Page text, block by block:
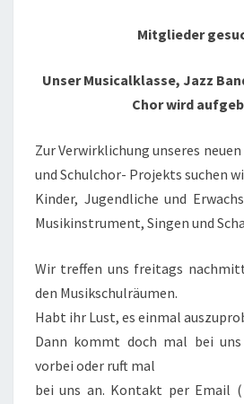
Mitglieder
Unser Musicalklasse, Jazz
Chor wird
Zur Verwirklichung unseres
und Schulchor- Projekts suchen
Kinder, Jugendliche und
Musikinstrument, Singen und
Wir treffen uns freitags
den Musikschulräumen.
Habt ihr Lust, es einmal
Dann kommt doch mal bei uns
vorbei oder ruft mal
bei uns an. Kontakt per Email (